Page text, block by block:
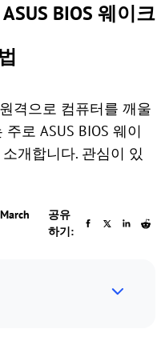
BIOS 웨이크
격으로 컴퓨터를 깨울
로 ASUS BIOS 웨이
개합니다. 관심이 있
공유
하기: